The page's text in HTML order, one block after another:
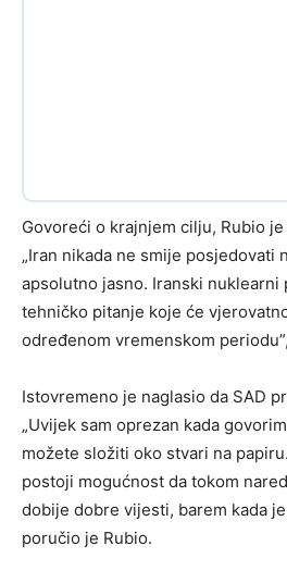
Govoreći o krajnjem cilju, Rubio
„Iran nikada ne smije posjedovati
apsolutno jasno. Iranski nuklearni
tehničko pitanje koje će
određenom vremenskom
Istovremeno je naglasio da SAD
„Uvijek sam oprezan kada
možete složiti oko stvari na
postoji mogućnost da tokom
dobije dobre vijesti, barem kada
poručio je Rubio.